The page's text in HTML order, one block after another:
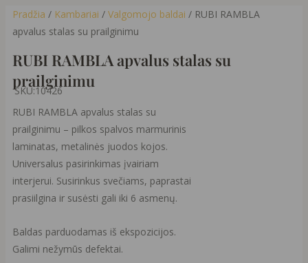
Pradžia / Kambariai / Valgomojo baldai / RUBI RAMBLA
apvalus stalas su prailginimu
RUBI RAMBLA apvalus stalas su
prailginimu
SKU:10426
RUBI RAMBLA apvalus stalas su
prailginimu – pilkos spalvos marmurinis
laminatas, metalinės juodos kojos.
Universalus pasirinkimas įvairiam
interjerui. Susirinkus svečiams, paprastai
prasiilgina ir susėsti gali iki 6 asmenų.
Baldas parduodamas iš ekspozicijos.
Galimi nežymūs defektai.